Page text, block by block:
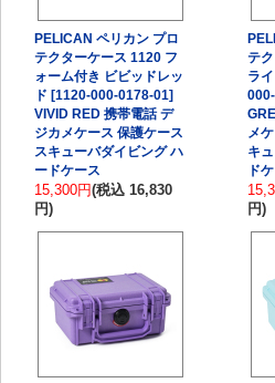
PELICAN ペリカン プロ
テクターケース 1120 フ
ォーム付き ビビッドレッ
ド [1120-000-0178-01]
VIVID RED 携帯電話 デ
ジカメケース 保護ケース
スキューバダイビング ハ
ードケース
15,300円(税込 16,830
円)
テ
ラ
メ
キ
ド
円)